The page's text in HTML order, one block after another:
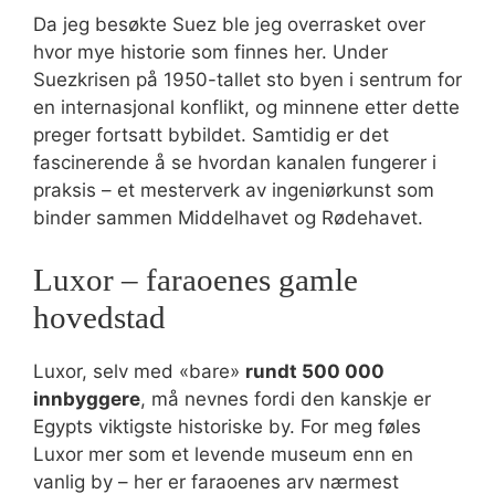
Da jeg besøkte Suez ble jeg overrasket over
hvor mye historie som finnes her. Under
Suezkrisen på 1950-tallet sto byen i sentrum for
en internasjonal konflikt, og minnene etter dette
preger fortsatt bybildet. Samtidig er det
fascinerende å se hvordan kanalen fungerer i
praksis – et mesterverk av ingeniørkunst som
binder sammen Middelhavet og Rødehavet.
Luxor – faraoenes gamle
hovedstad
Luxor, selv med «bare» rundt 500 000
innbyggere, må nevnes fordi den kanskje er
Egypts viktigste historiske by. For meg føles
Luxor mer som et levende museum enn en
vanlig by – her er faraoenes arv nærmest